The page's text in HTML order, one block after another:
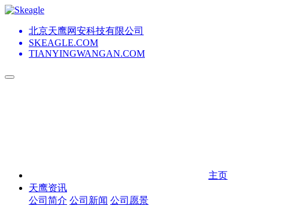
北京天鹰网安科技有限公司
SKEAGLE.COM
TIANYINGWANGAN.COM
主页
天鹰资讯
公司简介 公司新闻 公司愿景